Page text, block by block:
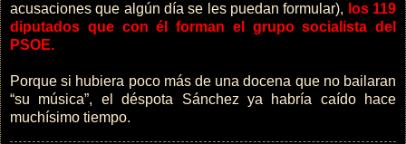
acusaciones que algún día se les puedan formular), los 119
diputados que con él forman el grupo socialista del
PSOE.
Porque si hubiera poco más de una docena que no bailaran
“su música”, el déspota Sánchez ya habría caído hace
muchísimo tiempo.